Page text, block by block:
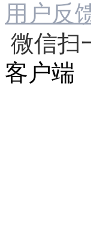
用户反
微信扫
客户端